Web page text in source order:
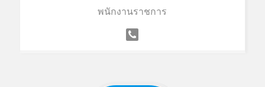
พนักงานราชการ